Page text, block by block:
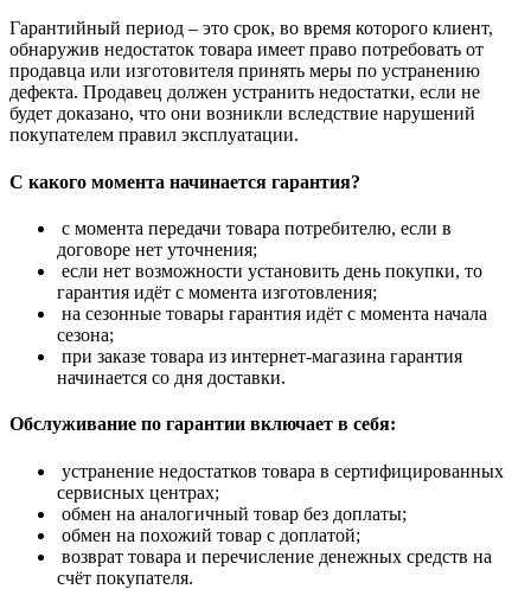
Гарантийный период – это срок, во время которого клиент,
обнаружив недостаток товара имеет право потребовать от
продавца или изготовителя принять меры по устранению
дефекта. Продавец должен устранить недостатки, если не
будет доказано, что они возникли вследствие нарушений
покупателем правил эксплуатации.
С какого момента начинается гарантия?
с момента передачи товара потребителю, если в
договоре нет уточнения;
если нет возможности установить день покупки, то
гарантия идёт с момента изготовления;
на сезонные товары гарантия идёт с момента начала
сезона;
при заказе товара из интернет-магазина гарантия
начинается со дня доставки.
Обслуживание по гарантии включает в себя:
устранение недостатков товара в сертифицированных
сервисных центрах;
обмен на аналогичный товар без доплаты;
обмен на похожий товар с доплатой;
возврат товара и перечисление денежных средств на
счёт покупателя.